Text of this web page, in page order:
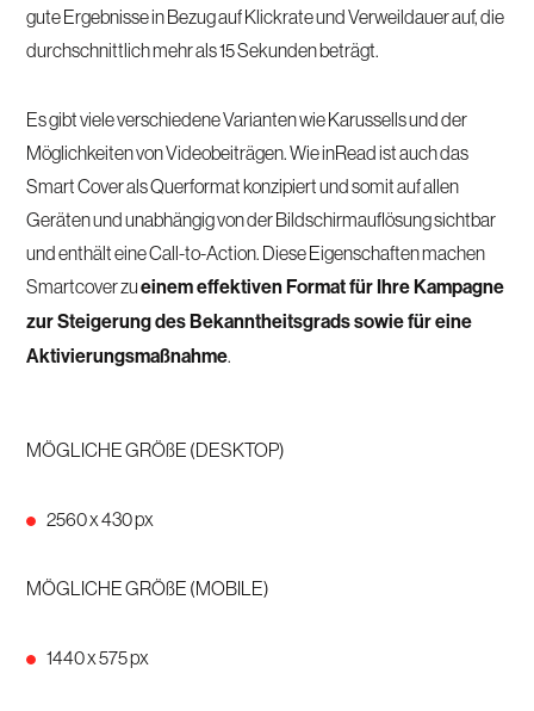
gute Ergebnisse in Bezug auf Klickrate und Verweildauer auf, die
durchschnittlich mehr als 15 Sekunden beträgt.
Es gibt viele verschiedene Varianten wie Karussells und der
Möglichkeiten von Videobeiträgen. Wie inRead ist auch das
Smart Cover als Querformat konzipiert und somit auf allen
Geräten und unabhängig von der Bildschirmauflösung sichtbar
und enthält eine Call-to-Action. Diese Eigenschaften machen
Smartcover zueinem effektiven Format für Ihre Kampagne
zur Steigerung des Bekanntheitsgrads sowie für eine
Aktivierungsmaßnahme.
MÖGLICHE GRÖßE (DESKTOP)
2560 x 430 px
MÖGLICHE GRÖßE (MOBILE)
1440 x 575 px